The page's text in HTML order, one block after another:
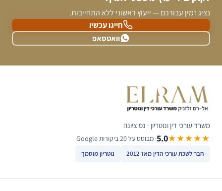
נציג זמין עבורכם — ייעוץ ראשוני ללא התחייבות.
חייגו עכשיו
וואטסאפ
משרד עורכי דין ונוטריון · נס ציונה
★★★★★
5.0· מבוסס על 20 ביקורות Google
חבר לשכת עורכי הדין מאז 2012 נוטריון מוסמך